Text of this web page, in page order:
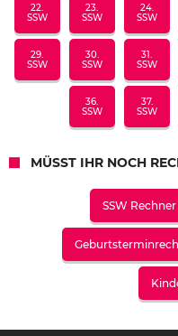
22.
SSW
23.
SSW
24.
SSW
29.
SSW
30.
SSW
31.
SSW
36.
SSW
37.
SSW
MÜSST IHR NOCH
SSW Rechner